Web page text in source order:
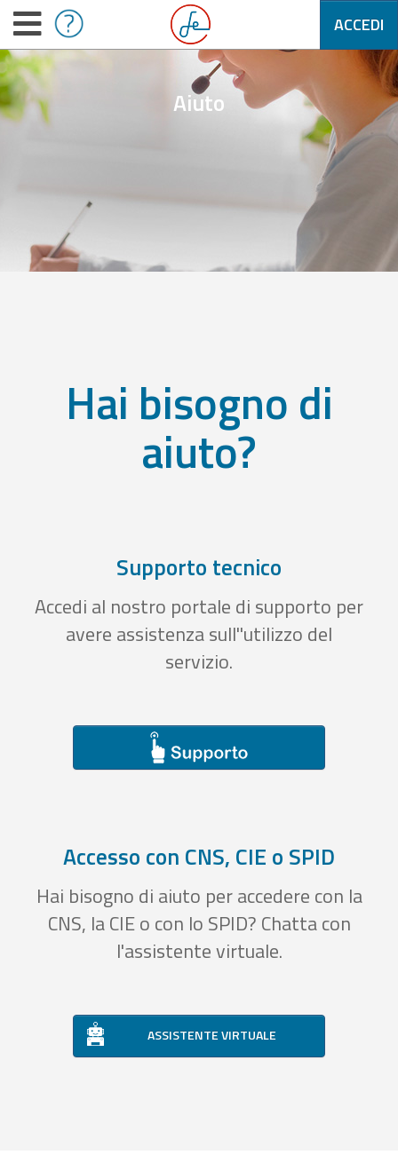
ACCEDI
Aiuto
Hai bisogno di
aiuto?
Supporto tecnico
Accedi al nostro portale di supporto per
avere assistenza sull''utilizzo del
servizio.
Accesso con CNS, CIE o SPID
Hai bisogno di aiuto per accedere con la
CNS, la CIE o con lo SPID? Chatta con
l'assistente virtuale.
ASSISTENTE VIRTUALE